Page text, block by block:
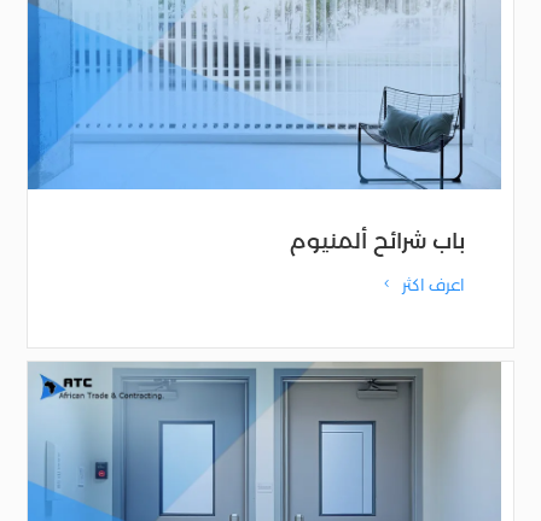
باب شرائح ألمنيوم
اعرف اكثر 4